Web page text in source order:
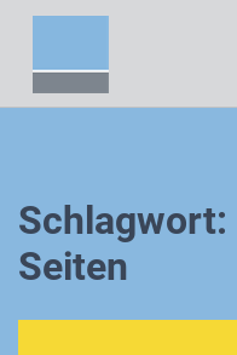
Schlagwort:
Seiten